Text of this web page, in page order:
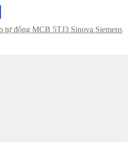
tự động MCB 5TJ3 Sinova Siemens